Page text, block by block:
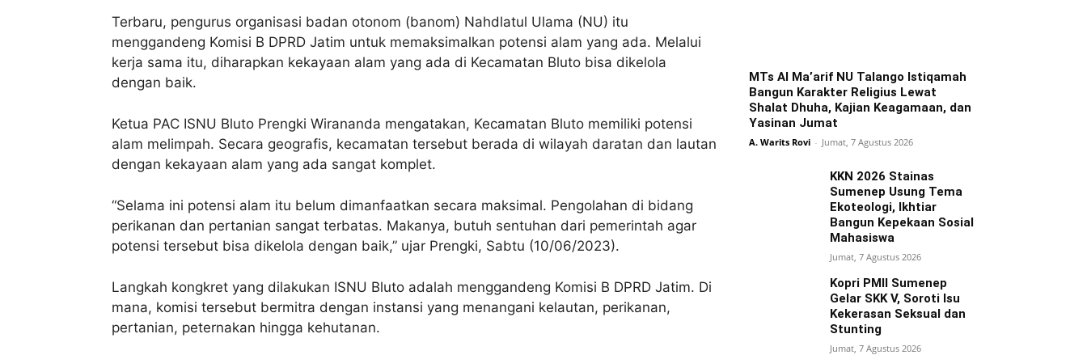
Terbaru, pengurus organisasi badan otonom (banom) Nahdlatul Ulama (NU) itu
menggandeng Komisi B DPRD Jatim untuk memaksimalkan potensi alam yang ada. Melalui
kerja sama itu, diharapkan kekayaan alam yang ada di Kecamatan Bluto bisa dikelola
dengan baik.
Ketua PAC ISNU Bluto Prengki Wirananda mengatakan, Kecamatan Bluto memiliki potensi
alam melimpah. Secara geografis, kecamatan tersebut berada di wilayah daratan dan lautan
dengan kekayaan alam yang ada sangat komplet.
“Selama ini potensi alam itu belum dimanfaatkan secara maksimal. Pengolahan di bidang
perikanan dan pertanian sangat terbatas. Makanya, butuh sentuhan dari pemerintah agar
potensi tersebut bisa dikelola dengan baik,” ujar Prengki, Sabtu (10/06/2023).
Langkah kongkret yang dilakukan ISNU Bluto adalah menggandeng Komisi B DPRD Jatim. Di
mana, komisi tersebut bermitra dengan instansi yang menangani kelautan, perikanan,
pertanian, peternakan hingga kehutanan.
MTs Al Ma’arif NU Talango Istiqamah
Bangun Karakter Religius Lewat
Shalat Dhuha, Kajian Keagamaan, dan
Yasinan Jumat
A. Warits Rovi - Jumat, 7 Agustus 2026
KKN 2026 Stainas
Sumenep Usung Tema
Ekoteologi, Ikhtiar
Bangun Kepekaan Sosial
Mahasiswa
Jumat, 7 Agustus 2026
Kopri PMII Sumenep
Gelar SKK V, Soroti Isu
Kekerasan Seksual dan
Stunting
Jumat, 7 Agustus 2026